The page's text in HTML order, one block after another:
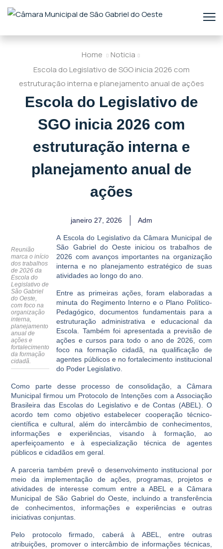
Home
Noticia
Escola do Legislativo de SGO inicia 2026 com
estruturação interna e planejamento anual de ações
Escola do Legislativo de
SGO inicia 2026 com
estruturação interna e
planejamento anual de
ações
janeiro 27, 2026 Adm
Reunião
marca o início
dos trabalhos
de 2026 da
Escola do
Legislativo de
São Gabriel
do Oeste,
com foco na
organização
interna,
planejamento
anual de
ações e
fortalecimento
da formação
cidadã.
A Escola do Legislativo da Câmara Municipal de
São Gabriel do Oeste iniciou os trabalhos de
2026 com avanços importantes na organização
interna e no planejamento estratégico de suas
atividades ao longo do ano.
Entre as primeiras ações, foram elaboradas a
minuta do Regimento Interno e o Plano Político-
Pedagógico, documentos fundamentais para a
estruturação administrativa e educacional da
Escola. Também foi apresentada a previsão de
ações e cursos para todo o ano de 2026, com
foco na formação cidadã, na qualificação de
agentes públicos e no fortalecimento institucional
do Poder Legislativo.
Como parte desse processo de consolidação, a Câmara
Municipal firmou um Protocolo de Intenções com a Associação
Brasileira das Escolas do Legislativo e de Contas (ABEL). O
acordo tem como objetivo estabelecer cooperação técnico-
científica e cultural, além do intercâmbio de conhecimentos,
informações e experiências, visando à formação, ao
aperfeiçoamento e à especialização técnica de agentes
públicos e cidadãos em geral.
A parceria também prevê o desenvolvimento institucional por
meio da implementação de ações, programas, projetos e
atividades de interesse comum entre a ABEL e a Câmara
Municipal de São Gabriel do Oeste, incluindo a transferência
de conhecimentos, informações e experiências e outras
iniciativas conjuntas.
Pelo protocolo firmado, caberá à ABEL, entre outras
atribuições, promover o intercâmbio de informações técnicas,